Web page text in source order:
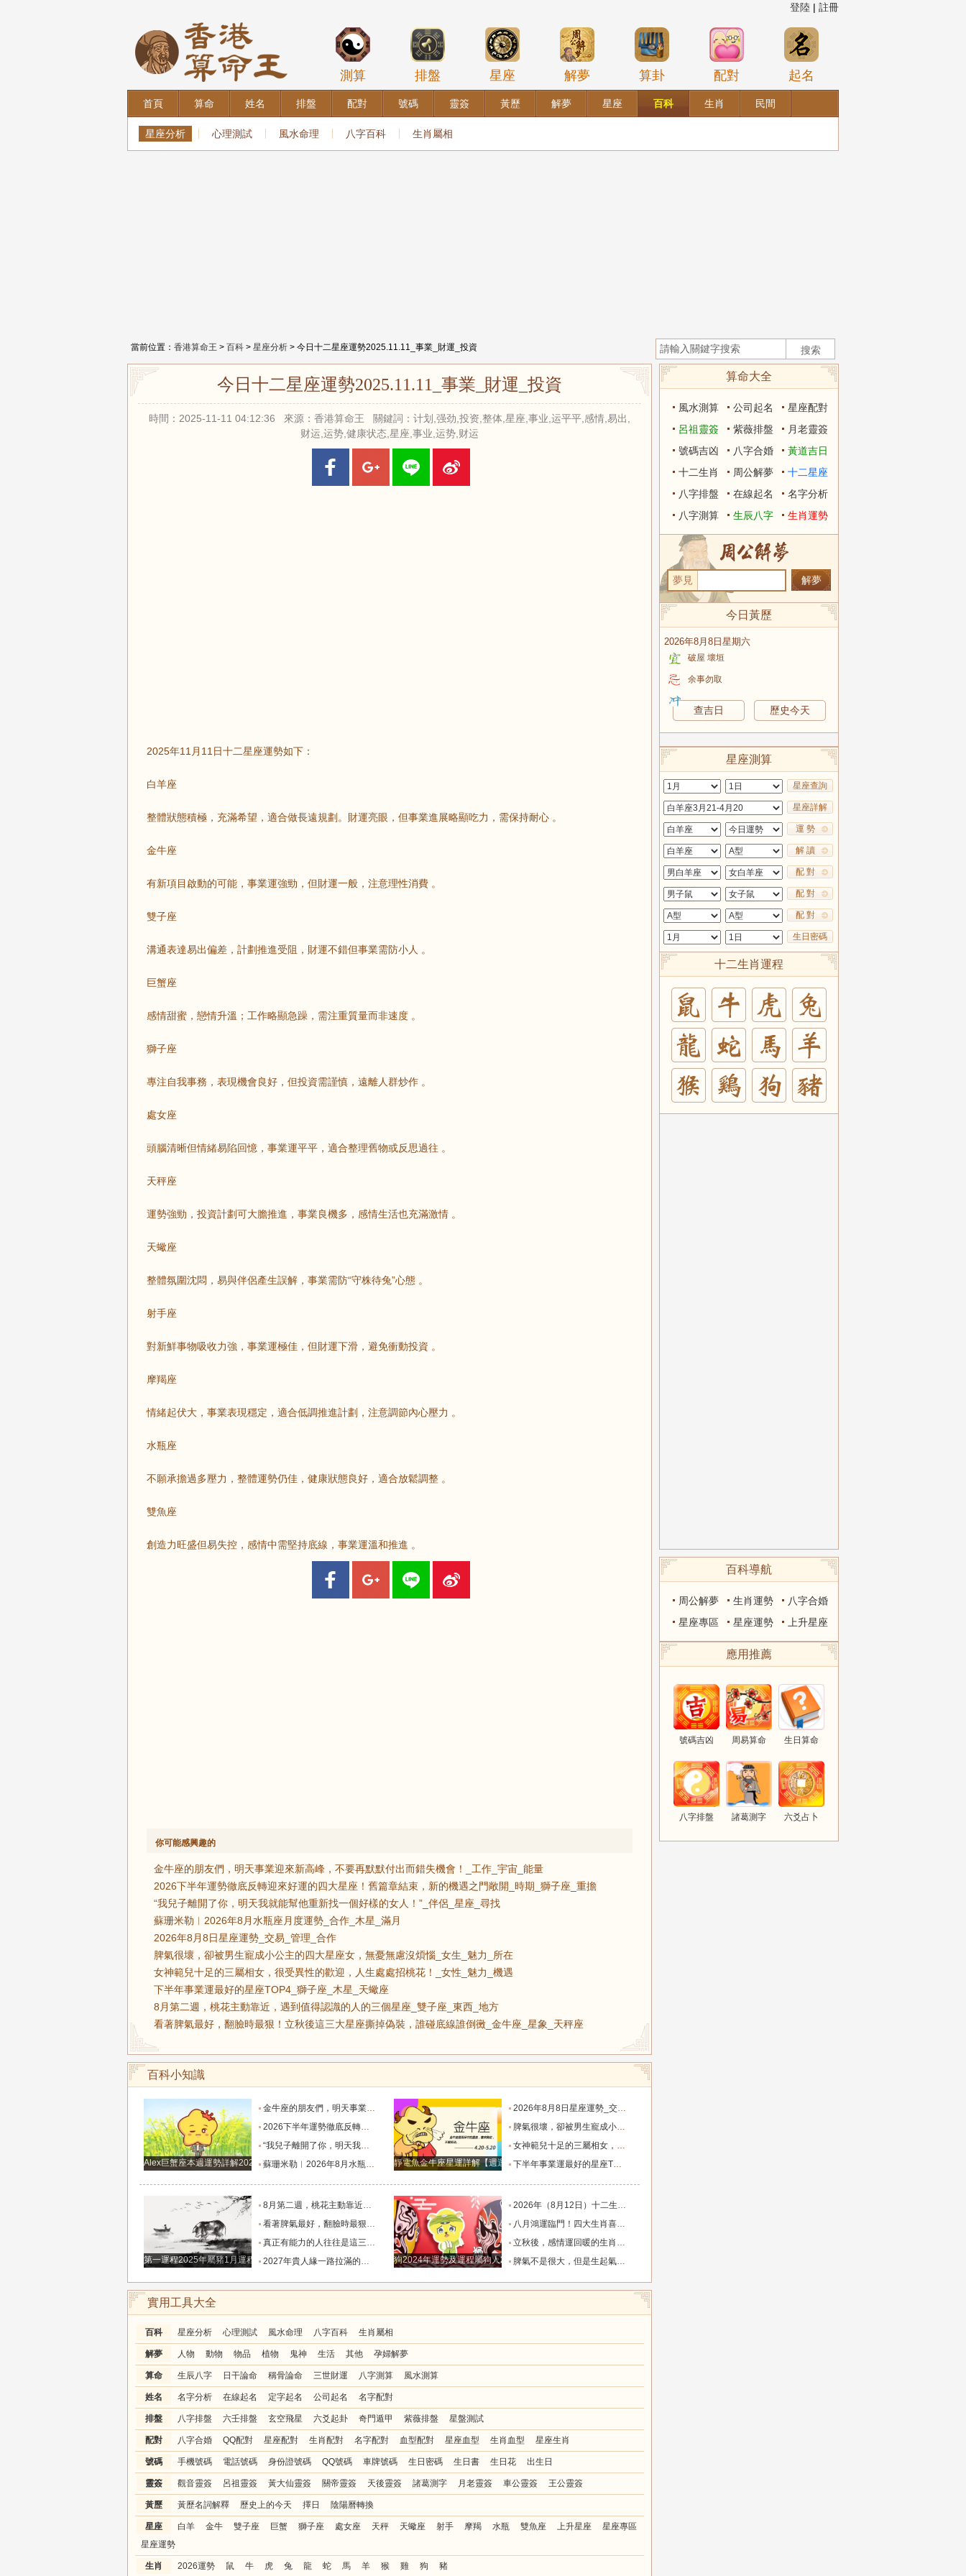
登陸 | 註冊
測算 排盤 星座 解夢 算卦 配對 起名
首頁 算命 姓名 排盤 配對 號碼 靈簽 黃歷 解夢 星座 百科 生肖 民間
星座分析 心理測試 風水命理 八字百科 生肖屬相
當前位置： 香港算命王 > 百科 > 星座分析 > 今日十二星座運勢2025.11.11_事業_財運_投資
今日十二星座運勢2025.11.11_事業_財運_投資
時間：2025-11-11 04:12:36 來源：香港算命王 關鍵詞：计划,强劲,投资,整体,星座,事业,运平平,感情,易出,
财运,运势,健康状态,星座,事业,运势,财运
2025年11月11日十二星座運勢如下：
白羊座
整體狀態積極，充滿希望，適合做長遠規劃。財運亮眼，但事業進展略顯吃力，需保持耐心 。
金牛座
有新項目啟動的可能，事業運強勁，但財運一般，注意理性消費 。
雙子座
溝通表達易出偏差，計劃推進受阻，財運不錯但事業需防小人 。
巨蟹座
感情甜蜜，戀情升溫；工作略顯急躁，需注重質量而非速度 。
獅子座
專注自我事務，表現機會良好，但投資需謹慎，遠離人群炒作 。
處女座
頭腦清晰但情緒易陷回憶，事業運平平，適合整理舊物或反思過往 。
天秤座
運勢強勁，投資計劃可大膽推進，事業良機多，感情生活也充滿激情 。
天蠍座
整體氛圍沈悶，易與伴侶產生誤解，事業需防“守株待兔”心態 。
射手座
對新鮮事物吸收力強，事業運極佳，但財運下滑，避免衝動投資 。
摩羯座
情緒起伏大，事業表現穩定，適合低調推進計劃，注意調節內心壓力 。
水瓶座
不願承擔過多壓力，整體運勢仍佳，健康狀態良好，適合放鬆調整 。
雙魚座
創造力旺盛但易失控，感情中需堅持底線，事業運溫和推進 。
你可能感興趣的
金牛座的朋友們，明天事業迎來新高峰，不要再默默付出而錯失機會！_工作_宇宙_能量
2026下半年運勢徹底反轉迎來好運的四大星座！舊篇章結束，新的機遇之門敞開_時期_獅子座_重擔
“我兒子離開了你，明天我就能幫他重新找一個好樣的女人！”_伴侶_星座_尋找
蘇珊米勒︱2026年8月水瓶座月度運勢_合作_木星_滿月
2026年8月8日星座運勢_交易_管理_合作
脾氣很壞，卻被男生寵成小公主的四大星座女，無憂無慮沒煩惱_女生_魅力_所在
女神範兒十足的三屬相女，很受異性的歡迎，人生處處招桃花！_女性_魅力_機遇
下半年事業運最好的星座TOP4_獅子座_木星_天蠍座
8月第二週，桃花主動靠近，遇到值得認識的人的三個星座_雙子座_東西_地方
看著脾氣最好，翻臉時最狠！立秋後這三大星座撕掉偽裝，誰碰底線誰倒黴_金牛座_星象_天秤座
百科小知識
Alex巨蟹座本週運勢詳解2024.12.23-12.29
金牛座的朋友們，明天事業迎來新高峰，不要再默默付出而錯失機會！_工作_宇宙_能量
2026下半年運勢徹底反轉迎來好運的四大星座！舊篇章結束，新的機遇之門敞開_時期_獅子座_重擔
“我兒子離開了你，明天我就能幫他重新找一個好樣的女人！”_伴侶_星座_尋找
蘇珊米勒︱2026年8月水瓶座月度運勢_合作_木星_滿月
靜電魚金牛座星運詳解【週運2024年12月9日-12月15日】
2026年8月8日星座運勢_交易_管理_合作
脾氣很壞，卻被男生寵成小公主的四大星座女，無憂無慮沒煩惱_女生_魅力_所在
女神範兒十足的三屬相女，很受異性的歡迎，人生處處招桃花！_女性_魅力_機遇
下半年事業運最好的星座TOP4_獅子座_木星_天蠍座
第一運程2025年屬豬1月運程解析
8月第二週，桃花主動靠近，遇到值得認識的人的三個星座_雙子座_東西_地方
看著脾氣最好，翻臉時最狠！立秋後這三大星座撕掉偽裝，誰碰底線誰倒黴_金牛座_星象_天秤座
真正有能力的人往往是這三個星座，既能獨立完成也懂得借助團隊_水瓶_協作_一個人
2027年貴人緣一路拉滿的三大生肖！處處有人幫扶，全年順風順水少坎坷_合作_人脈_事業
狗2024年運勢及運程屬狗人2024運勢好嗎
2026年（8月12日）十二生肖最棒運勢播報_龍的_財富_方面
八月鴻運臨門！四大生肖喜事紮堆來襲，下半年一路順風順水到底_避雷_要點_合作
立秋後，感情運回暖的生肖TOP3_單身_放平_申金
脾氣不是很大，但是生起氣來很難哄的五大星座女_女性_情緒_給予
實用工具大全
百科 星座分析 心理測試 風水命理 八字百科 生肖屬相
解夢 人物 動物 物品 植物 鬼神 生活 其他 孕婦解夢
算命 生辰八字 日干論命 稱骨論命 三世財運 八字測算 風水測算
姓名 名字分析 在線起名 定字起名 公司起名 名字配對
排盤 八字排盤 六壬排盤 玄空飛星 六爻起卦 奇門遁甲 紫薇排盤 星盤測試
配對 八字合婚 QQ配對 星座配對 生肖配對 名字配對 血型配對 星座血型 生肖血型 星座生肖
號碼 手機號碼 電話號碼 身份證號碼 QQ號碼 車牌號碼 生日密碼 生日書 生日花 出生日
靈簽 觀音靈簽 呂祖靈簽 黃大仙靈簽 關帝靈簽 天後靈簽 諸葛測字 月老靈簽 車公靈簽 王公靈簽
黃歷 黃歷名詞解釋 歷史上的今天 擇日 陰陽曆轉換
星座 白羊 金牛 雙子座 巨蟹 獅子座 處女座 天秤 天蠍座 射手 摩羯 水瓶 雙魚座 上升星座
星座專區
星座運勢
生肖 2026運勢 鼠 牛 虎 兔 龍 蛇 馬 羊 猴 雞 狗 豬
算命大全
風水測算 公司起名
星座配對
呂祖靈簽
紫薇排盤
月老靈簽
號碼吉凶
八字合婚
黃道吉日
十二生肖
周公解夢
十二星座
八字排盤
在線起名
名字分析
八字測算
生辰八字 生肖運勢
夢見
今日黃歷
2026年8月8日星期六
破屋 壞垣
余事勿取
查吉日 歷史今天
星座測算
星座查詢
星座詳解
運 勢
解 讀
配 對
配 對
配 對
生日密碼
十二生肖運程
百科導航
周公解夢 生肖運勢
八字合婚
星座專區
星座運勢 上升星座
應用推薦
號碼吉凶 周易算命 生日算命
八字排盤 諸葛測字 六爻占卜